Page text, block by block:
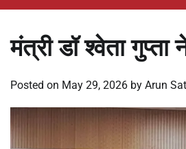
मंत्री डॉ श्वेता
Posted on May 29, 2026 by Arun